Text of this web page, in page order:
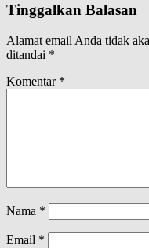
Tinggalkan Balasan
Alamat email Anda tidak
ditandai *
Komentar *
Nama *
Email *